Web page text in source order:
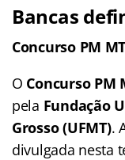
Bancas
Concurso PM MT
O Concurso PM
pela Fundação
Grosso (UFMT).
divulgada nesta